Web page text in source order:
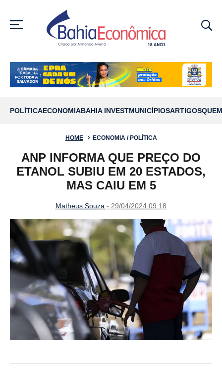
MENU
POLÍTICAECONOMIABAHIA INVESTMUNICÍPIOSARTIGOS
HOME ECONOMIA / POLÍTICA
ANP INFORMA QUE PREÇO DO
ETANOL SUBIU EM 20 ESTADOS,
MAS CAIU EM 5
Matheus Souza - 29/04/2024 09:18